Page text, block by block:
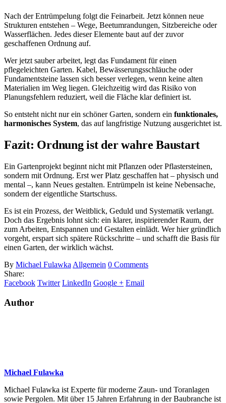
Nach der Entrümpelung folgt die Feinarbeit. Jetzt können neue
Strukturen entstehen – Wege, Beetumrandungen, Sitzbereiche oder
Wasserflächen. Jedes dieser Elemente baut auf der zuvor
geschaffenen Ordnung auf.
Wer jetzt sauber arbeitet, legt das Fundament für einen
pflegeleichten Garten. Kabel, Bewässerungsschläuche oder
Fundamentsteine lassen sich besser verlegen, wenn keine alten
Materialien im Weg liegen. Gleichzeitig wird das Risiko von
Planungsfehlern reduziert, weil die Fläche klar definiert ist.
So entsteht nicht nur ein schöner Garten, sondern ein funktionales,
harmonisches System, das auf langfristige Nutzung ausgerichtet ist.
Fazit: Ordnung ist der wahre Baustart
Ein Gartenprojekt beginnt nicht mit Pflanzen oder Pflastersteinen,
sondern mit Ordnung. Erst wer Platz geschaffen hat – physisch und
mental –, kann Neues gestalten. Entrümpeln ist keine Nebensache,
sondern der eigentliche Startschuss.
Es ist ein Prozess, der Weitblick, Geduld und Systematik verlangt.
Doch das Ergebnis lohnt sich: ein klarer, inspirierender Raum, der
zum Arbeiten, Entspannen und Gestalten einlädt. Wer hier gründlich
vorgeht, erspart sich spätere Rückschritte – und schafft die Basis für
einen Garten, der wirklich wächst.
By Michael Fulawka Allgemein 0 Comments
Share:
Facebook Twitter LinkedIn Google + Email
Author
Michael Fulawka
Michael Fulawka ist Experte für moderne Zaun- und Toranlagen
sowie Pergolen. Mit über 15 Jahren Erfahrung in der Baubranche ist